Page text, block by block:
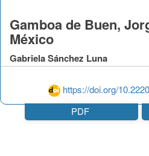
https://doi.org/
Gamboa de Buen,
México
Gabriela Sánchez Luna
PDF